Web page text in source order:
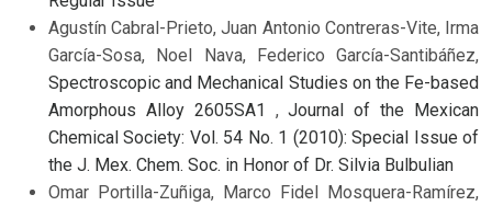
Agustín Cabral-Prieto, Juan Antonio Contreras-Vite, Irma
García-Sosa, Noel Nava, Federico García-Santibáñez,
Spectroscopic and Mechanical Studies on the Fe-based
Amorphous Alloy 2605SA1 ,Journal of the Mexican
Chemical Society: Vol. 54 No. 1 (2010): Special Issue of
the J. Mex. Chem. Soc. in Honor of Dr. Silvia Bulbulian
Omar Portilla-Zuñiga, Marco Fidel Mosquera-Ramírez,